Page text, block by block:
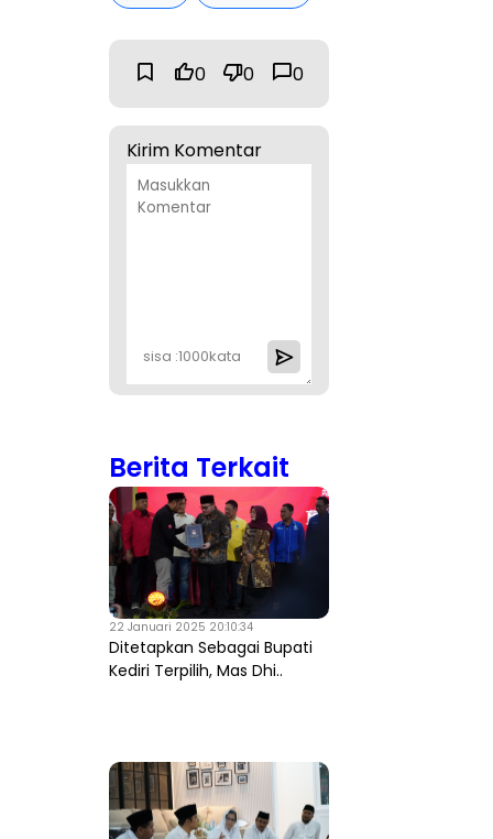
0 0 0
Kirim Komentar
sisa :1000kata
Berita Terkait
22 Januari 2025 20:10:34
Ditetapkan Sebagai Bupati
Kediri Terpilih, Mas Dhi..